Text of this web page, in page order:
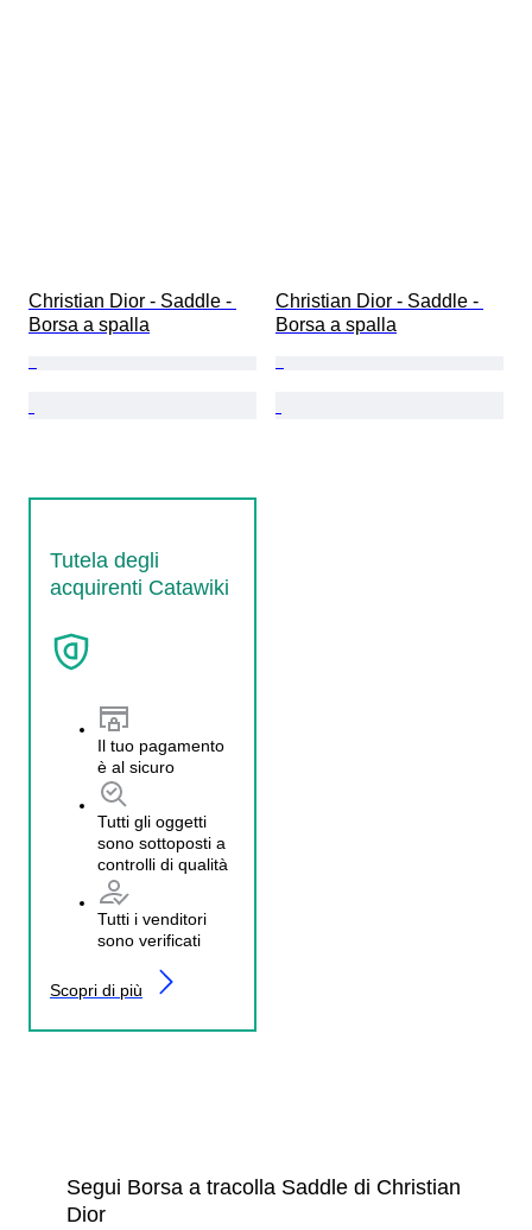
Christian Dior - Saddle -
Borsa a spalla
Christian Dior - Saddle -
Borsa a spalla
Tutela degli
acquirenti Catawiki
Il tuo pagamento
è al sicuro
Tutti gli oggetti
sono sottoposti a
controlli di qualità
Tutti i venditori
sono verificati
Scopri di più
Segui Borsa a tracolla Saddle di Christian
Dior